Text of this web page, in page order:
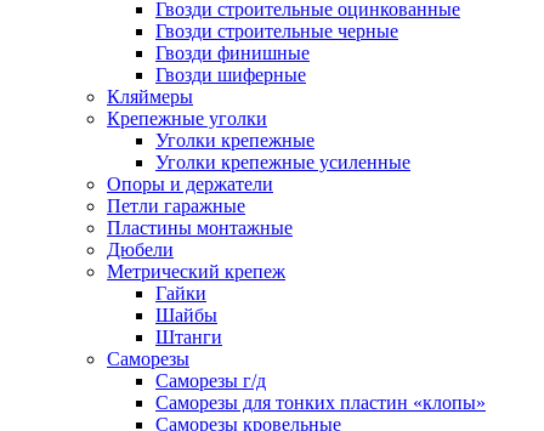
Гвозди строительные оцинкованные
Гвозди строительные черные
Гвозди финишные
Гвозди шиферные
Кляймеры
Крепежные уголки
Уголки крепежные
Уголки крепежные усиленные
Опоры и держатели
Петли гаражные
Пластины монтажные
Дюбели
Метрический крепеж
Гайки
Шайбы
Штанги
Саморезы
Саморезы г/д
Саморезы для тонких пластин «клопы»
Саморезы кровельные